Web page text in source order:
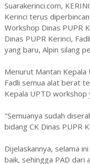
Suarakerinci.com,
Kerinci terus
Workshop Dinas PUPR
Dinas PUPR Kerinci,
yang baru, Alpin silang
Menurut Mantan Kepala
Fadli semua alat berat
Kepala UPTD workshop
"Semuanya sudah
bidang CK Dinas PUPR
Dijelaskannya, selama
baik, sehingga PAD dari